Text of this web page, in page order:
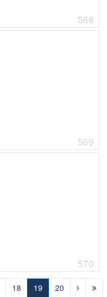
568
569
570
18
19
20